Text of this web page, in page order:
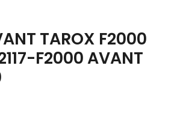
TAROX F2000
F2000 AVANT